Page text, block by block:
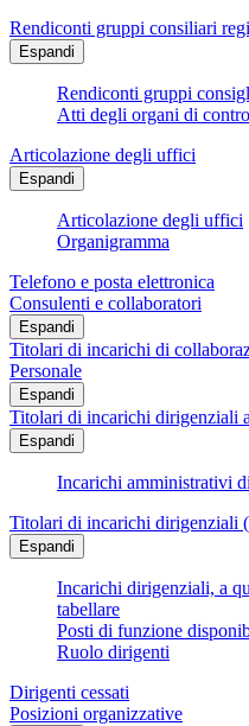
Rendiconti gruppi consiliari
Espandi
Rendiconti gruppi
Atti degli organi di
Articolazione degli uffici
Espandi
Articolazione degli uffici
Organigramma
Telefono e posta elettronica
Consulenti e collaboratori
Espandi
Titolari di incarichi di
Personale
Espandi
Titolari di incarichi dirigenziali
Espandi
Incarichi amministrativi
Titolari di incarichi dirigenziali
Espandi
Incarichi dirigenziali, a
tabellare
Posti di funzione
Ruolo dirigenti
Dirigenti cessati
Posizioni organizzative